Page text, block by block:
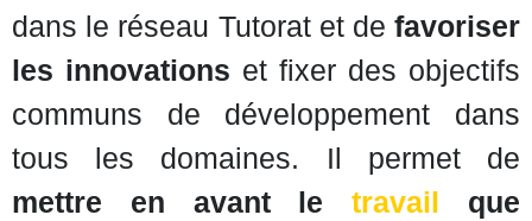
dans le réseau Tutorat et de favoriser
les innovations et fixer des objectifs
communs de développement dans
tous les domaines. Il permet de
mettre en avant letravail que